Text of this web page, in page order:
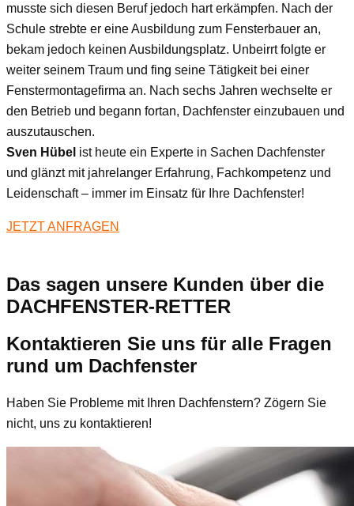
musste sich diesen Beruf jedoch hart erkämpfen. Nach der
Schule strebte er eine Ausbildung zum Fensterbauer an,
bekam jedoch keinen Ausbildungsplatz. Unbeirrt folgte er
weiter seinem Traum und fing seine Tätigkeit bei einer
Fenstermontagefirma an. Nach sechs Jahren wechselte er
den Betrieb und begann fortan, Dachfenster einzubauen und
auszutauschen.
Sven Hübel ist heute ein Experte in Sachen Dachfenster
und glänzt mit jahrelanger Erfahrung, Fachkompetenz und
Leidenschaft – immer im Einsatz für Ihre Dachfenster!
JETZT ANFRAGEN
Das sagen unsere Kunden über die
DACHFENSTER-RETTER
Kontaktieren Sie uns für alle Fragen
rund um Dachfenster
Haben Sie Probleme mit Ihren Dachfenstern? Zögern Sie
nicht, uns zu kontaktieren!